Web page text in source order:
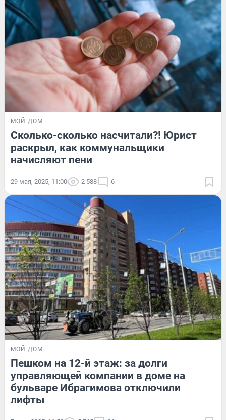
МОЙ ДОМ
Сколько-сколько насчитали?! Юрист
раскрыл, как коммунальщики
начисляют пени
29 мая, 2025, 11:00 2 588 6
МОЙ ДОМ
Пешком на 12-й этаж: за долги
управляющей компании в доме на
бульваре Ибрагимова отключили
лифты